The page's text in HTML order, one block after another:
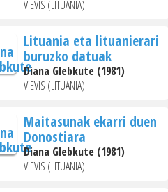
VIEVIS (LITUANIA)
Lituania eta lituanierari
buruzko datuak
Diana Glebkute (1981)
VIEVIS (LITUANIA)
Maitasunak ekarri duen
Donostiara
Diana Glebkute (1981)
VIEVIS (LITUANIA)